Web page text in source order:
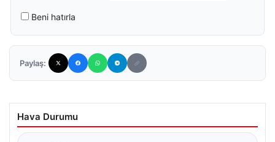
Beni hatırla
Paylaş:
Hava Durumu